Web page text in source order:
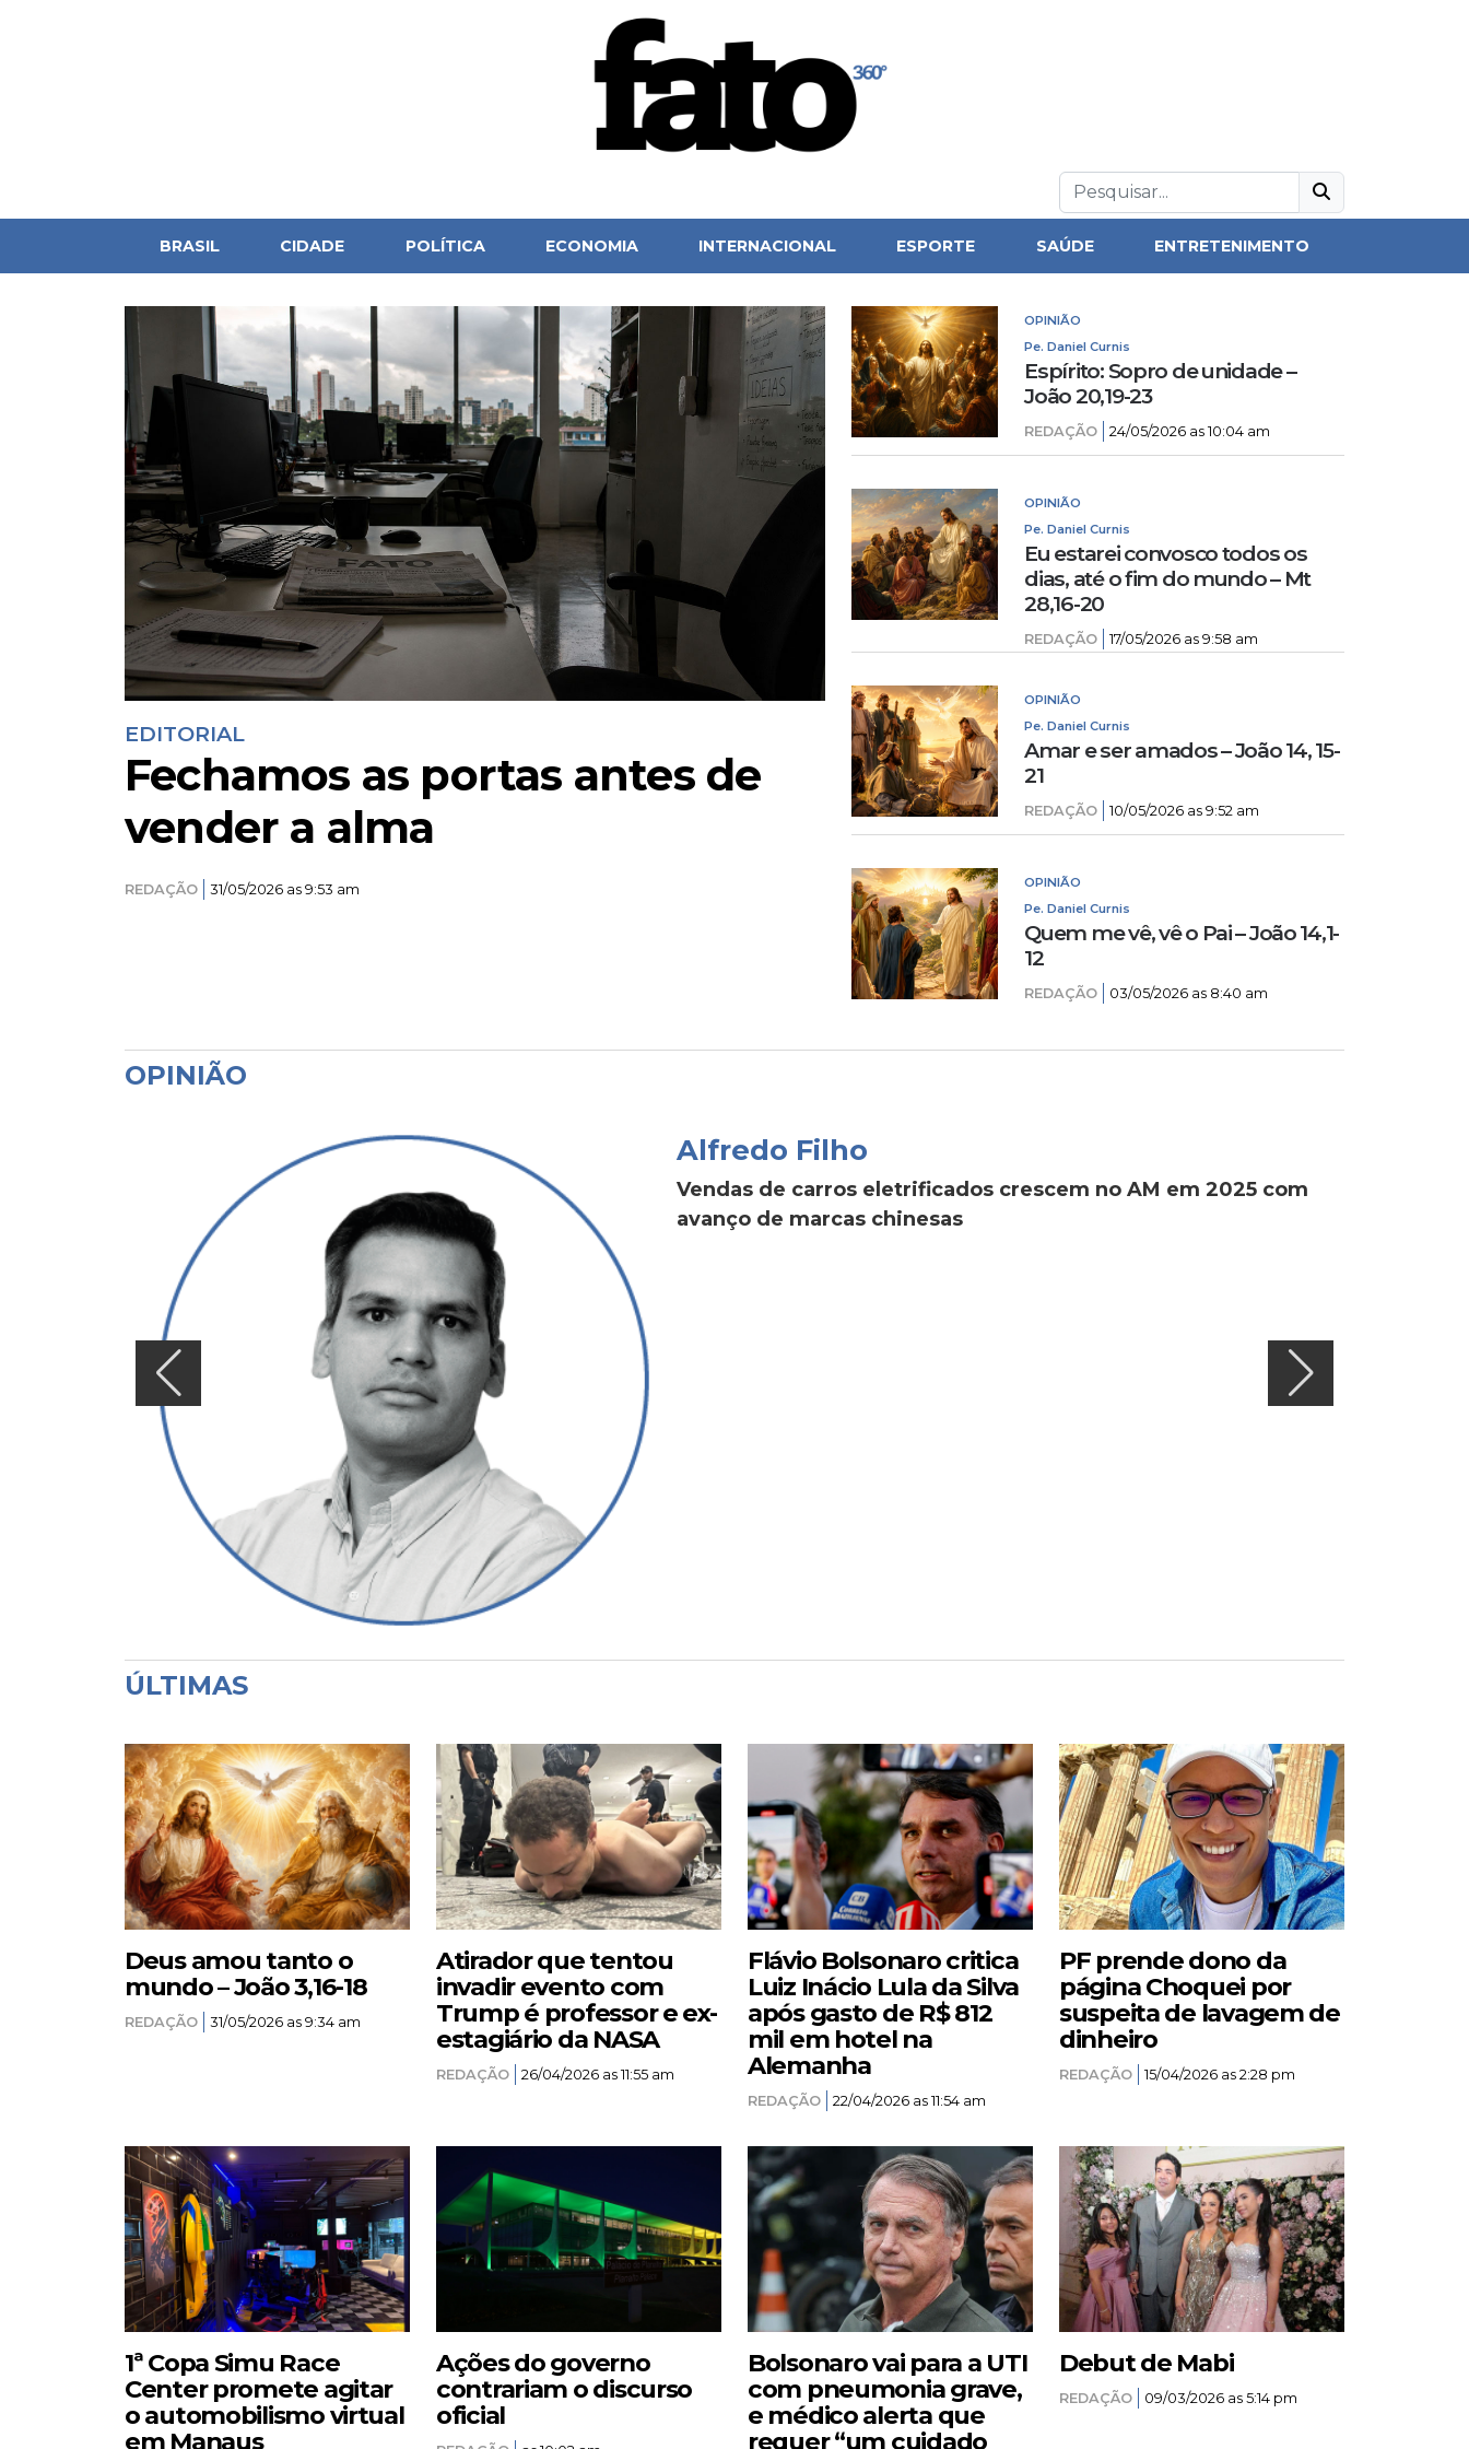
BRASIL CIDADE POLÍTICA ECONOMIA INTERNACIONAL ESPORTE SAÚDE ENTRETENIMENTO
EDITORIAL
Fechamos as portas antes de
vender a alma
REDAÇÃO 31/05/2026 as 9:53 am
OPINIÃO
Pe. Daniel Curnis
Espírito: Sopro de unidade –
João 20,19-23
REDAÇÃO 24/05/2026 as 10:04 am
OPINIÃO
Pe. Daniel Curnis
Eu estarei convosco todos os
dias, até o fim do mundo – Mt
28,16-20
REDAÇÃO 17/05/2026 as 9:58 am
OPINIÃO
Pe. Daniel Curnis
Amar e ser amados – João 14, 15-
21
REDAÇÃO 10/05/2026 as 9:52 am
OPINIÃO
Pe. Daniel Curnis
Quem me vê, vê o Pai – João 14,1-
12
REDAÇÃO 03/05/2026 as 8:40 am
OPINIÃO
Alfredo Filho
Vendas de carros eletrificados crescem no AM em 2025 com
avanço de marcas chinesas
ÚLTIMAS
Deus amou tanto o
mundo – João 3,16-18
REDAÇÃO 31/05/2026 as 9:34 am
Atirador que tentou
invadir evento com
Trump é professor e ex-
estagiário da NASA
REDAÇÃO 26/04/2026 as 11:55 am
Flávio Bolsonaro critica
Luiz Inácio Lula da Silva
após gasto de R$ 812
mil em hotel na
Alemanha
REDAÇÃO 22/04/2026 as 11:54 am
PF prende dono da
página Choquei por
suspeita de lavagem de
dinheiro
REDAÇÃO 15/04/2026 as 2:28 pm
1ª Copa Simu Race
Center promete agitar
o automobilismo virtual
em Manaus
Ações do governo
contrariam o discurso
oficial
Bolsonaro vai para a UTI
com pneumonia grave,
e médico alerta que
requer “um cuidado
Debut de Mabi
REDAÇÃO 09/03/2026 as 5:14 pm